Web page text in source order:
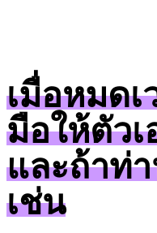
เมื่อหมด
มือให้ตัว
และถ้าท่
เช่น